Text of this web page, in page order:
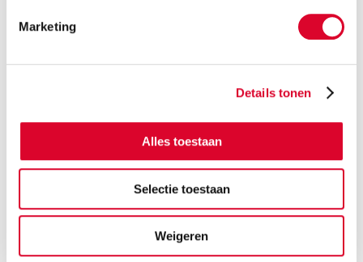
Marketing
Details tonen
Alles toestaan
Selectie toestaan
Weigeren
• Ein Snoezel-Raum ist ein speziell eingerichteter
Raum, der vollständig auf sensorische
Geräusche und Materialien optimal aufeinander
Beide Formen haben je nach Situation ihre
Praktische Hilfsmittel für
Snoezelen bei Demenz